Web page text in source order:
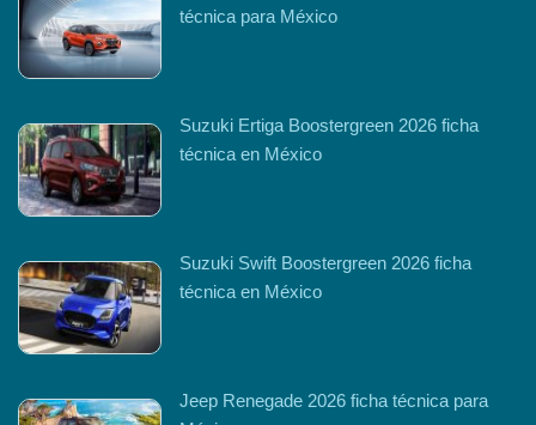
técnica para México
Suzuki Ertiga Boostergreen 2026 ficha
técnica en México
Suzuki Swift Boostergreen 2026 ficha
técnica en México
Jeep Renegade 2026 ficha técnica para